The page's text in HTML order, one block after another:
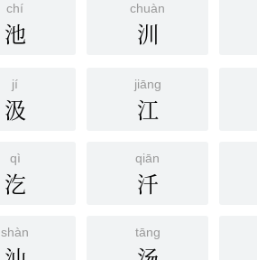
chí
池
chuàn
汌
jí
汲
jiāng
江
qì
汔
qiān
汘
shàn tāng